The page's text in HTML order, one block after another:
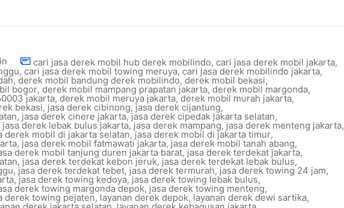
cari jasa derek mobil hub derek mobilindo, cari jasa derek mobil jakarta,
, cari jasa derek mobil towing meruya, cari jasa derek mobilindo jakarta,
, derek mobil bandung derek mobilindo, derek mobil bekasi,
bogor, derek mobil mampang prapatan jakarta, derek mobil margonda,
jakarta, derek mobil meruya jakarta,derek mobil murah jakarta,
bekasi, jasa derek cibinong, jasa derek cijantung,
, jasa derek cinere jakarta,jasa derek cipedak jakarta selatan,
jasa derek lebak bulus jakarta,jasa derek mampang, jasa derek menteng jakarta,
derek mobil di jakarta selatan,jasa derek mobil di jakarta timur,
, jasa derek mobil fatmawati jakarta, jasa derek mobil tanah abang,
derek mobil tanjung duren jakarta barat, jasa derek terdekat jakarta,
, jasa derek terdekat kebon jeruk, jasa derek terdekat lebak bulus,
, jasa derek terdekat tebet, jasa derek termurah, jasa derek towing 24 jam,
,jasa derek towing kedoya,jasa derek towing lebak bulus,
derek towing margonda depok, jasa derek towing menteng,
derek towing pejaten, layanan derek depok, layanan derek dewi sartika,